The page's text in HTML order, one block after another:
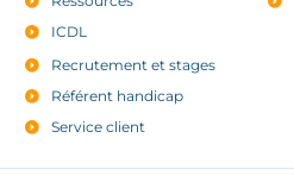
ICDL
Recrutement et stages
Référent handicap
Service client